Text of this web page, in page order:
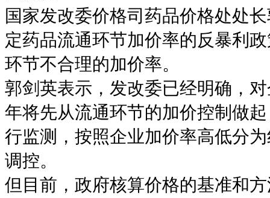
国家发改委价格司药品价格处处
定药品流通环节加价率的反暴利
环节不合理的加价率。
郭剑英表示，发改委已经明确，
年将先从流通环节的加价控制做
行监测，按照企业加价率高低分
调控。
但目前，政府核算价格的基准和